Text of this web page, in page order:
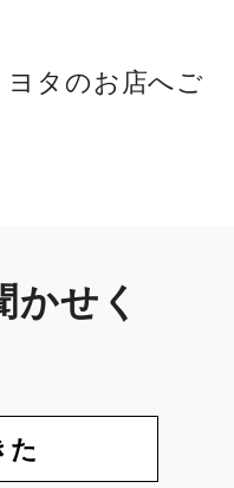
ヨタのお店へご
かせく
た